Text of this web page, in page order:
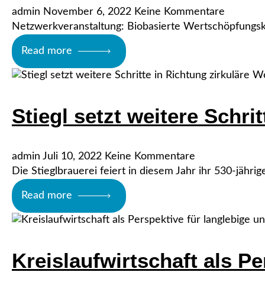
admin November 6, 2022 Keine Kommentare
Netzwerkveranstaltung: Biobasierte
Read more
Stiegl setzt weitere
admin Juli 10, 2022 Keine Kommentare
Die Stieglbrauerei feiert in diesem Jahr ihr 530-
Read more
Kreislaufwirtschaft als